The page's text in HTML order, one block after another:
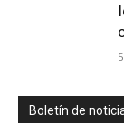
Boletín de